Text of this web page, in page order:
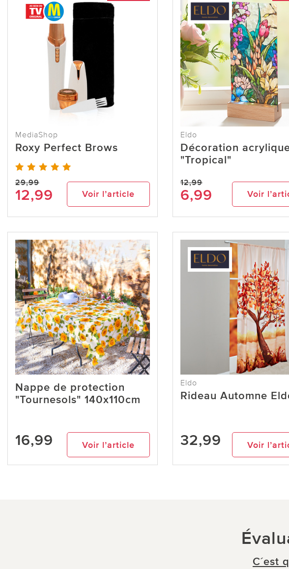
MediaShop
Roxy Perfect Brows
29,99
12,99 Voir l’article
Eldo
Décoration
"Tropical"
12,99
6,99 Voir
Nappe de protection
"Tournesols" 140x110cm
16,99 Voir l’article
Eldo
Rideau Automne
32,99 Voir
C´est